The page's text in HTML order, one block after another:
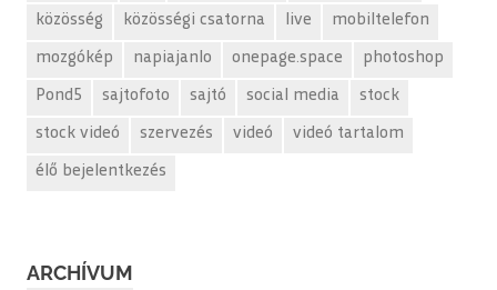
közösség közösségi csatorna live mobiltelefon
mozgókép napiajanlo onepage.space photoshop
Pond5 sajtofoto sajtó social media stock
stock videó szervezés videó videó tartalom
élő bejelentkezés
ARCHÍVUM